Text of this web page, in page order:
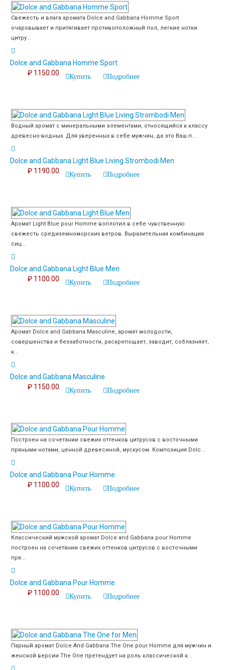
Свежесть и влага аромата Dolce and Gabbana Homme Sport
очаровывает и притягивает противоположный пол, легкие нотки
цитру...
Dolce and Gabbana Homme Sport
₽ 1150.00
Купить Подробнее
Водный аромат с минеральными элементами, относящийся к классу
древесно-водных. Для уверенных в себе мужчин, да это Ваш п...
Dolce and Gabbana Light Blue Living Strombodi Men
₽ 1190.00
Купить Подробнее
Аромат Light Blue pour Homme воплотил в себе чувственную
свежесть средиземноморских ветров. Выразительная комбинация
сиц...
Dolce and Gabbana Light Blue Men
₽ 1100.00
Купить Подробнее
Аромат Dolce and Gabbana Masculine, аромат молодости,
совершенства и беззаботности, раскрепощает, заводит, соблазняет,
к...
Dolce and Gabbana Masculine
₽ 1150.00
Купить Подробнее
Построен на сочетании свежих оттенков цитрусов с восточными
пряными нотами, ценной древесиной, мускусом. Композиция Dolc...
Dolce and Gabbana Pour Homme
₽ 1100.00
Купить Подробнее
Классический мужской аромат Dolce and Gabbana pour Homme
построен на сочетании свежих оттенков цитрусов с восточными
пря...
Dolce and Gabbana Pour Homme
₽ 1100.00
Купить Подробнее
Парный аромат Dolce And Gabbana The One pour Homme для мужчин и
женской версии The One претендует на роль классической к...